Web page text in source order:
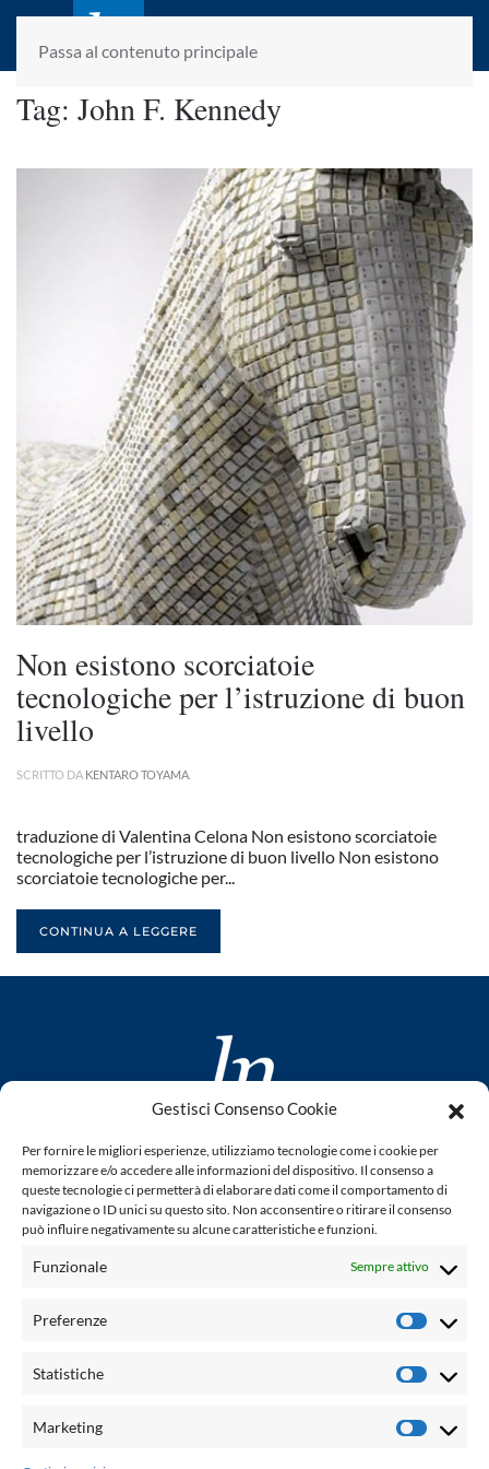
Gestisci Consenso Cookie
Per fornire le migliori esperienze, utilizziamo tecnologie come i cookie per
memorizzare e/o accedere alle informazioni del dispositivo. Il consenso a
queste tecnologie ci permetterà di elaborare dati come il comportamento di
navigazione o ID unici su questo sito. Non acconsentire o ritirare il consenso
può influire negativamente su alcune caratteristiche e funzioni.
Funzionale Sempre attivo
Preferenze
Statistiche
Marketing
Passa al contenuto principale
laletteraturaenoi.it
fondato da Romano Luperini
Tag: John F. Kennedy
Non esistono scorciatoie
tecnologiche per l’istruzione di buon
livello
SCRITTO DA KENTARO TOYAMA
traduzione di Valentina Celona Non esistono scorciatoie
tecnologiche per l’istruzione di buon livello Non esistono
scorciatoie tecnologiche per...
CONTINUA A LEGGERE
www.laletteraturaenoi.it
fondato da Romano Luperini
Questo blog non rappresenta una testata giornalistica in
quanto viene aggiornato senza alcuna periodicità. Non può
legge n° 62 del 7.03.2001. L'autore non è responsabile per
email: